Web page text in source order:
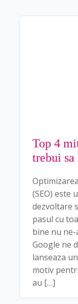
Top 4
trebui
(SEO) este
dezvoltare
pasul cu
bine nu
Google ne
lanseaza
motiv
au […]